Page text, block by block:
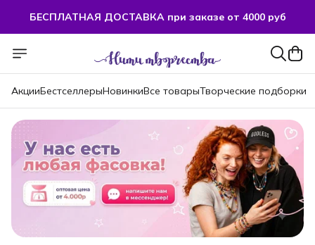
БЕСПЛАТНАЯ ДОСТАВКА при заказе от 4000 руб
БЕСПЛАТНАЯ ДОСТАВКА при заказе от 4000 руб
АкцииБестселлерыНовинкиВсе товарыТворческие подборки